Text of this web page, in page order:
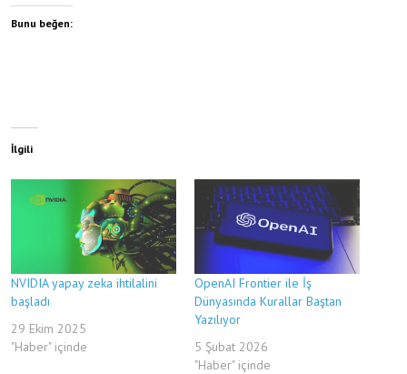
Bunu beğen:
İlgili
NVIDIA yapay zeka ihtilalini
başladı
29 Ekim 2025
"Haber" içinde
OpenAI Frontier ile İş
Dünyasında Kurallar Baştan
Yazılıyor
5 Şubat 2026
"Haber" içinde